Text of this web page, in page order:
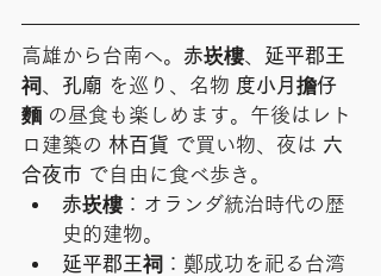
高雄から台南へ。 赤崁樓、 延平郡王
祠
孔廟 を巡り、名物 度小月擔仔
麵 の昼食も楽しめます。午後はレト
ロ建築の 林百貨 で買い物、夜は 六
合夜市 で自由に食べ歩き。
赤崁樓：オランダ統治時代の歴
史的建物。
延平郡王祠 ：鄭成功を祀る台湾